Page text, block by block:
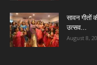
सावन गीतों
उत्सव...
August 8,